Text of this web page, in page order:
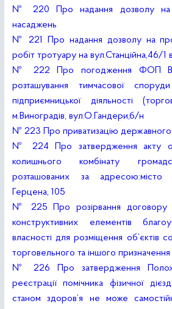
№ 220 Про надання дозволу на
насаджень
№ 221 Про надання дозволу на
робіт тротуару на вул.Станційна,46/1
№ 222 Про погодження ФОП
розташування тимчасової
підприємницької діяльності
м.Виноградів, вул.О.Гандери,б/н
№ 223 Про приватизацію
№ 224 Про затвердження акту
колишнього комбінату
розташованих за адресою:місто
Герцена, 105
№ 225 Про розірвання договору
конструктивних елементів
власності для розміщення об’єктів
торговельного та іншого призначення
№ 226 Про затвердження
реєстрації помічника фізичної
станом здоров’я не може